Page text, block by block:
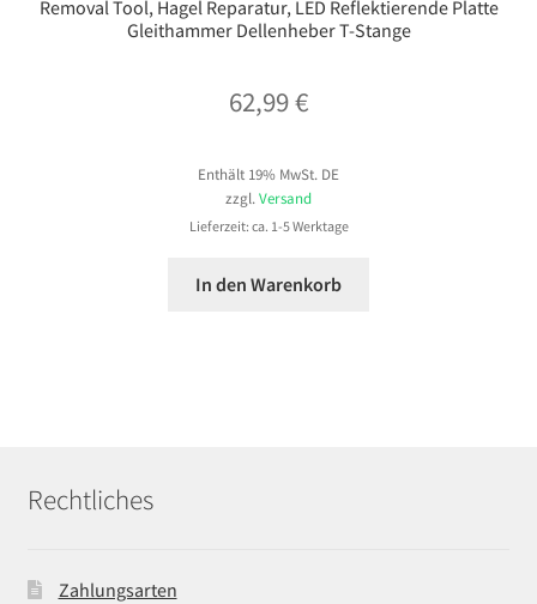
Removal Tool, Hagel Reparatur, LED Reflektierende Platte
Gleithammer Dellenheber T-Stange
62,99€
Enthält 19% MwSt. DE
zzgl. Versand
Lieferzeit: ca. 1-5 Werktage
In den Warenkorb
Rechtliches
Zahlungsarten